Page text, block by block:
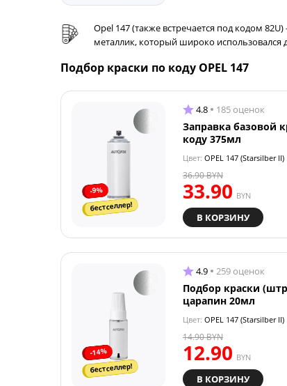
Opel 147 (также встречается под кодом
металлик, который широко использовался
Подбор краски по коду OPEL 147
-9%
бестселлер!
4.8 185 оценок
Заправка базовой
коду 375мл
Цвет: OPEL 147 (Starsilber II)
33.90 BYN
36.90BYN
В КОРЗИНУ
-14%
бестселлер!
4.9 259 оценок
Подбор краски
царапин 20мл
Цвет: OPEL 147 (Starsilber II)
12.90 BYN
14.90BYN
В КОРЗИНУ